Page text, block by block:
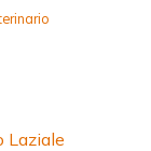
Laziale